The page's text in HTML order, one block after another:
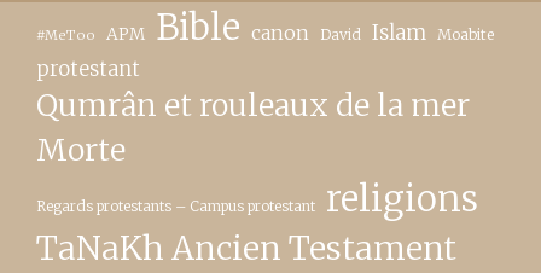
#MeToo APM Bible canon David Islam Moabite
protestant
Qumrân et rouleaux de la mer
Morte
Regards protestants – Campus protestant religions
TaNaKh Ancien Testament